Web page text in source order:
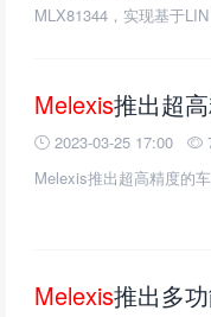
MLX81344，实现基于
Melexis推出超高精度
2023-03-25 17:00
Melexis推出超高精度的
Melexis推出多功能